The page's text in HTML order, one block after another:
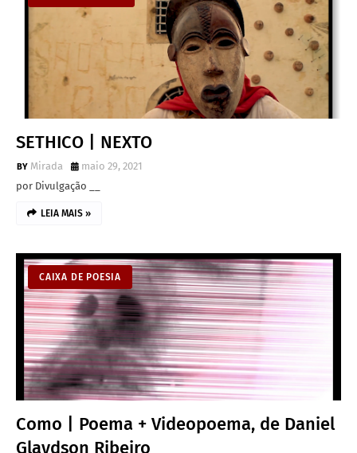
SETHICO | NEXTO
Mirada
maio 29, 2021
por Divulgação __
LEIA MAIS »
CAIXA DE POESIA
Como | Poema + Videopoema, de Daniel
Glaydson Ribeiro